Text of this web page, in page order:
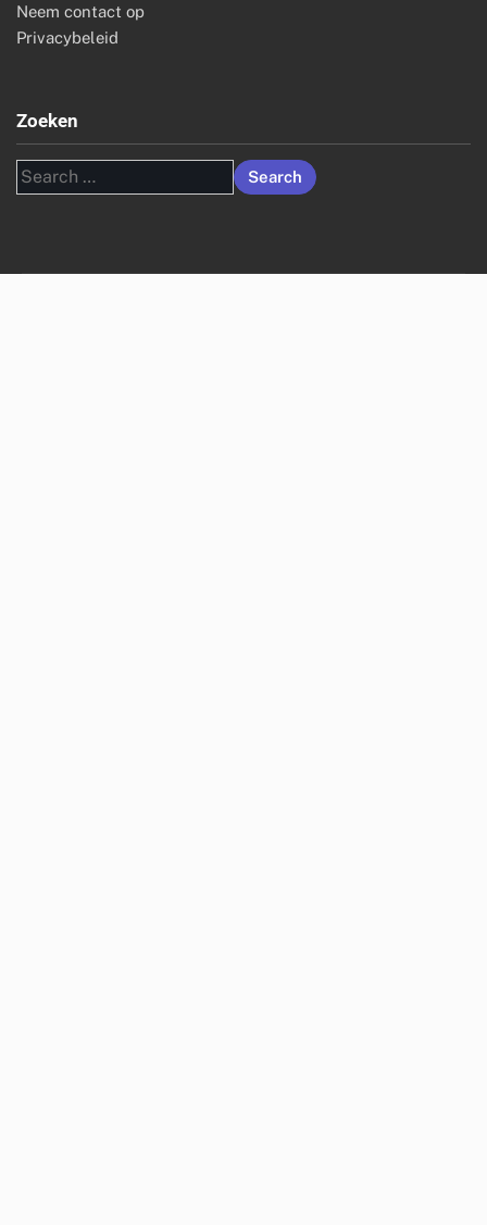
Neem contact op
Privacybeleid
Zoeken
Search
for: